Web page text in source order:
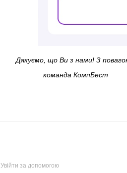
Дякуємо, що Ви з нами! З
команда КомпБест
Увійти за допомогою